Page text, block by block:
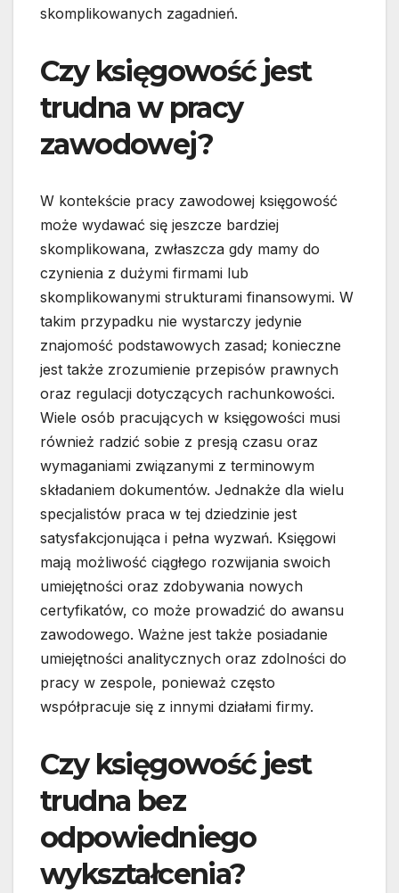
skomplikowanych zagadnień.
Czy księgowość jest
trudna w pracy
zawodowej?
W kontekście pracy zawodowej księgowość
może wydawać się jeszcze bardziej
skomplikowana, zwłaszcza gdy mamy do
czynienia z dużymi firmami lub
skomplikowanymi strukturami finansowymi. W
takim przypadku nie wystarczy jedynie
znajomość podstawowych zasad; konieczne
jest także zrozumienie przepisów prawnych
oraz regulacji dotyczących rachunkowości.
Wiele osób pracujących w księgowości musi
również radzić sobie z presją czasu oraz
wymaganiami związanymi z terminowym
składaniem dokumentów. Jednakże dla wielu
specjalistów praca w tej dziedzinie jest
satysfakcjonująca i pełna wyzwań. Księgowi
mają możliwość ciągłego rozwijania swoich
umiejętności oraz zdobywania nowych
certyfikatów, co może prowadzić do awansu
zawodowego. Ważne jest także posiadanie
umiejętności analitycznych oraz zdolności do
pracy w zespole, ponieważ często
współpracuje się z innymi działami firmy.
Czy księgowość jest
trudna bez
odpowiedniego
wykształcenia?